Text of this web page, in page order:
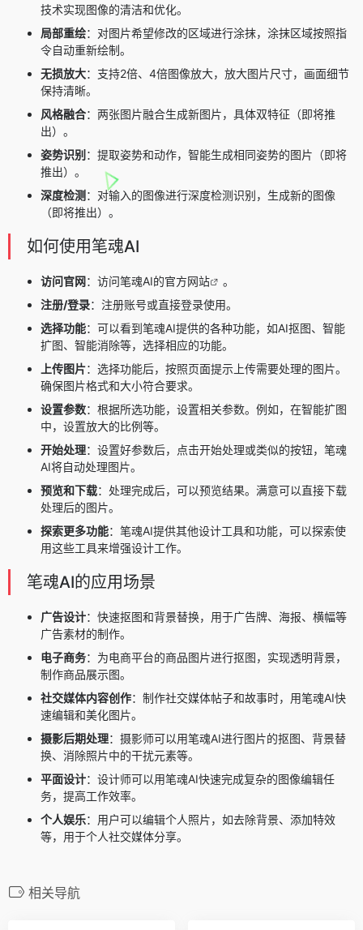
技术实现图像的清洁和优化。
局部重绘：对图片希望修改的区域进行涂抹，涂抹区域按照指
令自动重新绘制。
无损放大：支持2倍、4倍图像放大，放大图片尺寸，画面细节
保持清晰。
风格融合：两张图片融合生成新图片，具体双特征（即将推
出）。
姿势识别 ：提取姿势和动作，智能生成相同姿势的图片（即将
推出）。
深度检测 ：对输入的图像进行深度检测识别，生成新的图像
（即将推出）。
如何使用笔魂AI
访问官网：访问笔魂AI的官方网站
。
注册/登录：注册账号或直接登录使用。
选择功能：可以看到笔魂AI提供的各种功能，如AI抠图、智能
扩图、智能消除等，选择相应的功能。
上传图片：选择功能后，按照页面提示上传需要处理的图片。
确保图片格式和大小符合要求。
设置参数：根据所选功能，设置相关参数。例如，在智能扩图
中，设置放大的比例等。
开始处理：设置好参数后，点击开始处理或类似的按钮，笔魂
AI将自动处理图片。
预览和下载：处理完成后，可以预览结果。满意可以直接下载
处理后的图片。
探索更多功能：笔魂AI提供其他设计工具和功能，可以探索使
用这些工具来增强设计工作。
笔魂AI的应用场景
广告设计：快速抠图和背景替换，用于广告牌、海报、横幅等
广告素材的制作。
电子商务：为电商平台的商品图片进行抠图，实现透明背景，
制作商品展示图。
社交媒体内容创作：制作社交媒体帖子和故事时，用笔魂AI快
速编辑和美化图片。
摄影后期处理：摄影师可以用笔魂AI进行图片的抠图、背景替
换、消除照片中的干扰元素等。
平面设计：设计师可以用笔魂AI快速完成复杂的图像编辑任
务，提高工作效率。
个人娱乐：用户可以编辑个人照片，如去除背景、添加特效
等，用于个人社交媒体分享。
相关导航